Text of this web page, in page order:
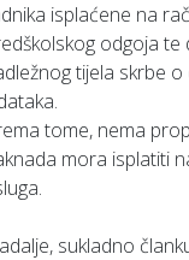
isplaćene na
odgoja te
tijela skrbe
tome, nema
mora isplatiti
sukladno